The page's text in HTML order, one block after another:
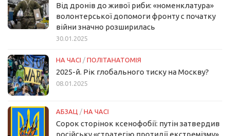
Від дронів до живої риби: «номенклатура»
волонтерської допомоги фронту с початку
війни значно розширилась
30.01.2025
НА ЧАСІ / ПОЛІТАНАТОМІЯ
2025-й. Рік глобального тиску на Москву?
08.01.2025
АБЗАЦ / НА ЧАСІ
Сорок сторінок ксенофобії: путін затвердив